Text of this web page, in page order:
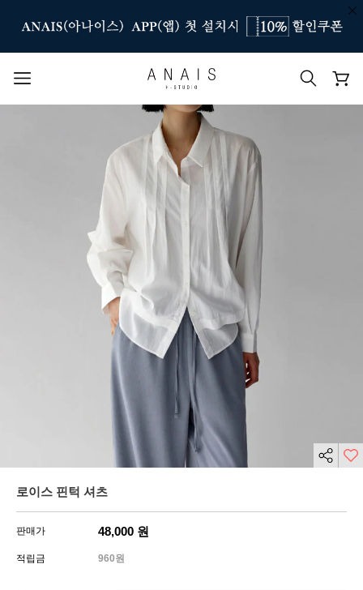
인기 검색어
#신상7%할인 #아나이스 제작
#MD추천 #당일발송 #BEST OF BEST
로이스 핀턱 셔츠
판매가 48,000 원
적립금 960원